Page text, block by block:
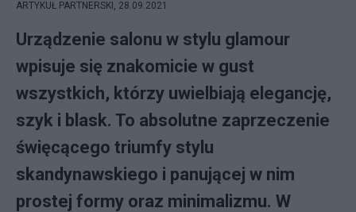
ARTYKUŁ PARTNERSKI, 28.09.2021
Urządzenie salonu w stylu glamour
wpisuje się znakomicie w gust
wszystkich, którzy uwielbiają elegancję,
szyk i blask. To absolutne zaprzeczenie
święcącego triumfy stylu
skandynawskiego i panującej w nim
prostej formy oraz minimalizmu. W